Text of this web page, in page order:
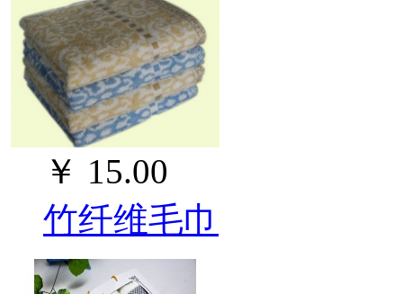
￥ 15.00
竹纤维毛巾